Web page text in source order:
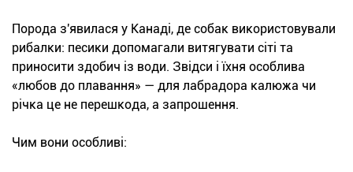
Порода з'явилася у Канаді, де собак використовували
рибалки: песики допомагали витягувати сіті та
приносити здобич із води. Звідси і їхня особлива
«любов до плавання» — для лабрадора калюжа чи
річка це не перешкода, а запрошення.
Чим вони особливі: